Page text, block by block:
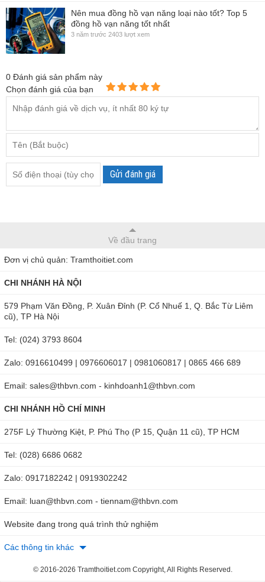
Nên mua đồng hồ vạn năng loại nào tốt? Top 5
đồng hồ vạn năng tốt nhất
3 năm trước 2403 lượt xem
0 Đánh giá sản phẩm này
Chọn đánh giá của bạn
Gửi đánh giá
Về đầu trang
Đơn vị chủ quản: Tramthoitiet.com
CHI NHÁNH HÀ NỘI
579 Phạm Văn Đồng, P. Xuân Đỉnh (P. Cổ Nhuế 1, Q. Bắc Từ Liêm
cũ), TP Hà Nội
Tel: (024) 3793 8604
Zalo: 0916610499 | 0976606017 | 0981060817 | 0865 466 689
Email: sales@thbvn.com - kinhdoanh1@thbvn.com
CHI NHÁNH HỒ CHÍ MINH
275F Lý Thường Kiệt, P. Phú Thọ (P 15, Quận 11 cũ), TP HCM
Tel: (028) 6686 0682
Zalo: 0917182242 | 0919302242
Email: luan@thbvn.com - tiennam@thbvn.com
Website đang trong quá trình thử nghiệm
Các thông tin khác
© 2016-2026 Tramthoitiet.com Copyright, All Rights Reserved.